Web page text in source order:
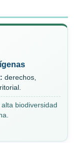
derechos,
biodiversidad